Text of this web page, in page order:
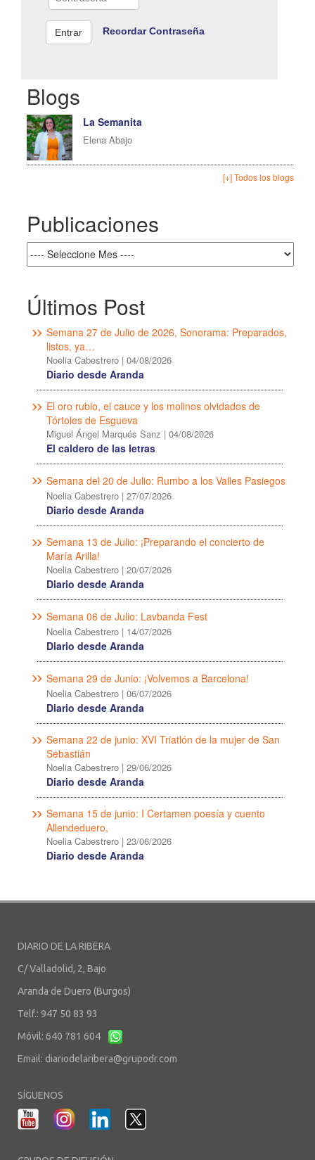
Recordar Contraseña
Blogs
La Semanita
Elena Abajo
[+] Todos los blogs
Publicaciones
Últimos Post
Semana 27 de Julio de 2026, Sonorama: Preparados,
listos, ya…
Noelia Cabestrero | 04/08/2026
Diario desde Aranda
El oro rubio, el cauce y los molinos olvidados de
Tórtoles de Esgueva
Miguel Ángel Marqués Sanz | 04/08/2026
El caldero de las letras
Semana del 20 de Julio: Rumbo a los Valles Pasiegos
Noelia Cabestrero | 27/07/2026
Diario desde Aranda
Semana 13 de Julio: ¡Preparando el concierto de
María Arilla!
Noelia Cabestrero | 20/07/2026
Diario desde Aranda
Semana 06 de Julio: Lavbanda Fest
Noelia Cabestrero | 14/07/2026
Diario desde Aranda
Semana 29 de Junio: ¡Volvemos a Barcelona!
Noelia Cabestrero | 06/07/2026
Diario desde Aranda
Semana 22 de junio: XVI Triatlón de la mujer de San
Sebastián
Noelia Cabestrero | 29/06/2026
Diario desde Aranda
Semana 15 de junio: I Certamen poesía y cuento
Allendeduero,
Noelia Cabestrero | 23/06/2026
Diario desde Aranda
DIARIO DE LA RIBERA
C/ Valladolid, 2, Bajo
Aranda de Duero (Burgos)
Telf.: 947 50 83 93
Móvil: 640 781 604
Email: diariodelaribera@grupodr.com
SÍGUENOS